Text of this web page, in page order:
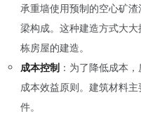
承重墙使用预制的空心矿
梁构成。这种建造方式大
栋房屋的建造。
成本控制 ：为了降低成本
成本效益原则。建筑材料
件。